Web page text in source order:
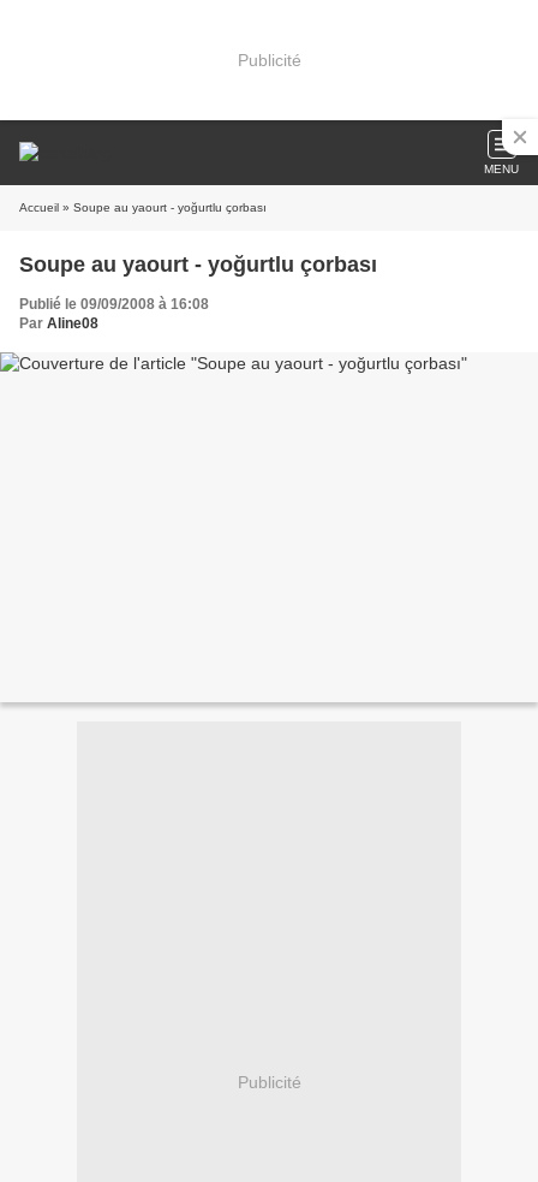
Publicité
MENU
Accueil » Soupe au yaourt - yoğurtlu çorbası
Soupe au yaourt - yoğurtlu çorbası
Publié le 09/09/2008 à 16:08
Par Aline08
Publicité